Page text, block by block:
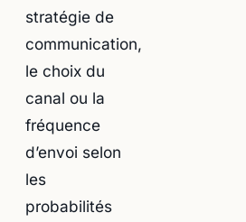
stratégie de
communication,
le choix du
canal ou la
fréquence
d’envoi selon
les
probabilités